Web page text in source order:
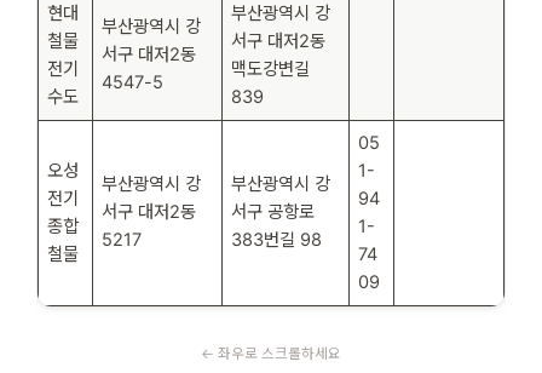
현대
철물
전기
수도
부산광역시 강
서구 대저2동
4547-5
부산광역시 강
서구 대저2동
맥도강변길
839
오성
전기
종합
철물
부산광역시 강
서구 대저2동
5217
부산광역시 강
서구 공항로
383번길 98
05
1-
94
1-
74
09